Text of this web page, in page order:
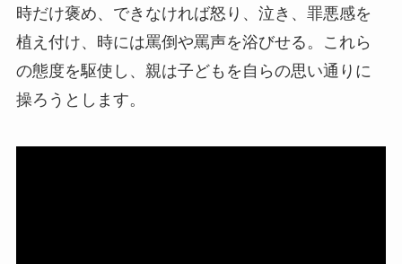
時だけ褒め、できなければ怒り、泣き、罪悪感を
植え付け、時には罵倒や罵声を浴びせる。これら
の態度を駆使し、親は子どもを自らの思い通りに
操ろうとします。